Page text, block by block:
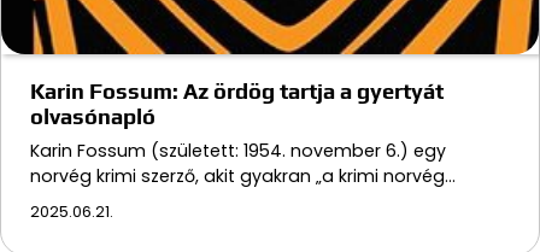
Karin Fossum: Az ördög tartja a gyertyát
olvasónapló
Karin Fossum (született: 1954. november 6.) egy
norvég krimi szerző, akit gyakran „a krimi norvég…
2025.06.21.